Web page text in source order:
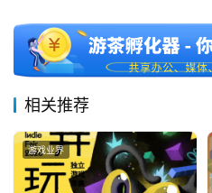
相关推荐
游戏业界